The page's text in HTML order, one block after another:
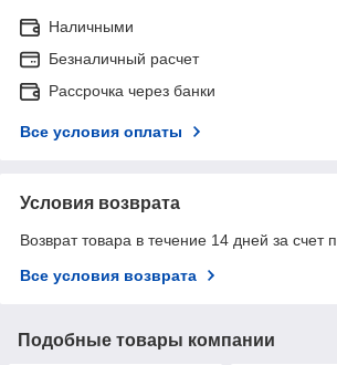
Наличными
Безналичный расчет
Рассрочка через банки
Все условия оплаты
Условия возврата
Возврат товара в течение 14 дней за счет
Все условия возврата
Подобные товары компании